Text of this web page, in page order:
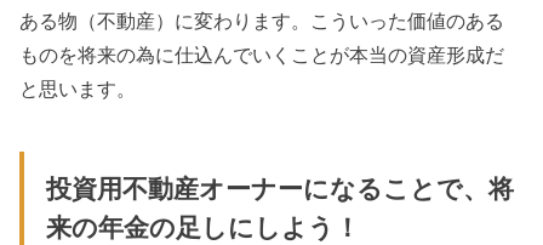
ある物（不動産）に変わります。こういった価値のある
ものを将来の為に仕込んでいくことが本当の資産形成だ
と思います。
投資用不動産オーナーになることで、将
来の年金の足しにしよう！